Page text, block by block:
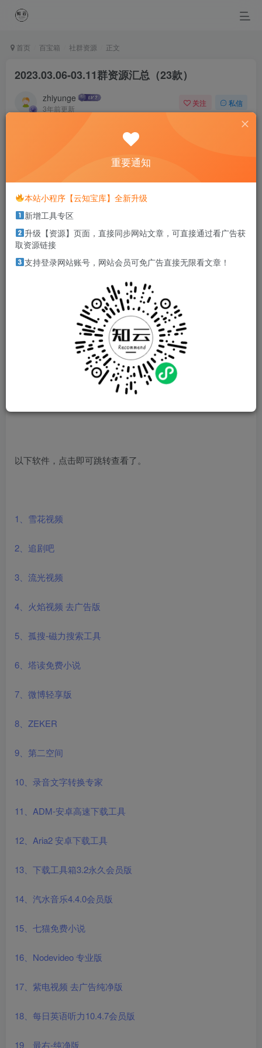
首页 百宝箱 社群资源 正文
2023.03.06-03.11群资源汇总（23款）
zhiyunge
3年前更新
关注 私信
I lose, I lose, but I never give up.
我输过,我败过,但我从未放弃过
本站部分资源打包为压缩包以方便分享，涉及较多
击解压密码
考虑到入群有顺序先后，所以就每周做个资源汇总，后进群
的人能回来找资源。
另外群里还有其他的影视类、音乐资源，因为有效性都是当
天有效隔天失效，所以不在这里罗列。
以下软件，点击即可跳转查看了。
1、雪花视频
2、追剧吧
3、流光视频
4、火焰视频 去广告版
5、孤搜-磁力搜索工具
6、塔读免费小说
7、微博轻享版
8、ZEKER
9、第二空间
10、录音文字转换专家
11、ADM-安卓高速下载工具
12、Aria2 安卓下载工具
13、下载工具箱3.2永久会员版
14、汽水音乐4.4.0会员版
15、七猫免费小说
16、Nodevideo 专业版
17、紫电视频 去广告纯净版
18、每日英语听力10.4.7会员版
19、最右-纯净版
重要通知
本站小程序【云知宝库】全新升级
新增工具专区
升级【资源】页面，直接同步网站文章，可直接通过看广告获
取资源链接
支持登录网站账号，网站会员可免广告直接无限看文章！